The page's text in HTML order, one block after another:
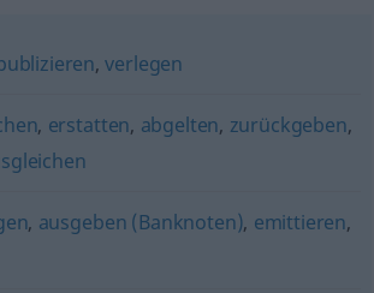
,verlegen
, erstatten, abgelten, zurückgeben,
, ausgeben (Banknoten), emittieren,